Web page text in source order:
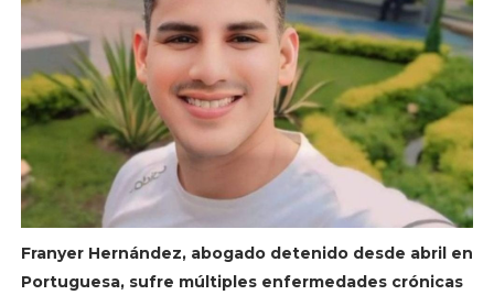
Franyer Hernández, abogado detenido desde abril en
Portuguesa, sufre múltiples enfermedades crónicas